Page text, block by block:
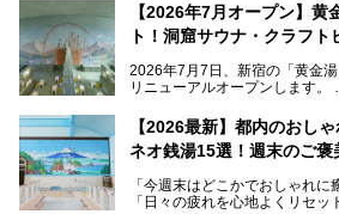
【2026年7月オープン】
ト！洞窟サウナ・クラフ
2026年7月7日、新宿の「黄金
リニューアルオープンします。
レトロでノスタルジックなタイ
を知る地元の人にも、新しく足
る、今の時代の"銭湯"として生
ビアバーなど、新しく登場した
す。充実した設備があるのに、
【2026最新】都内のおし
ネオ銭湯15選！週末のご褒
「今週末はどこかでおしゃれに
「日々の疲れを心地よくリセッ